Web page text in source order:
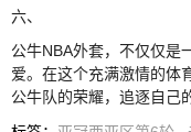
六、
公牛NBA外套，不仅仅是
爱。在这个充满激情的体
公牛队的荣耀，追逐自己